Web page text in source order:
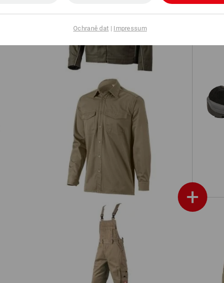
+
Pracovní bunda e.s.prestige
Pracovní košile e.s.classic, dlouhý
Kalhoty s laclem e.s.classic
Ochraně dat | Impressum